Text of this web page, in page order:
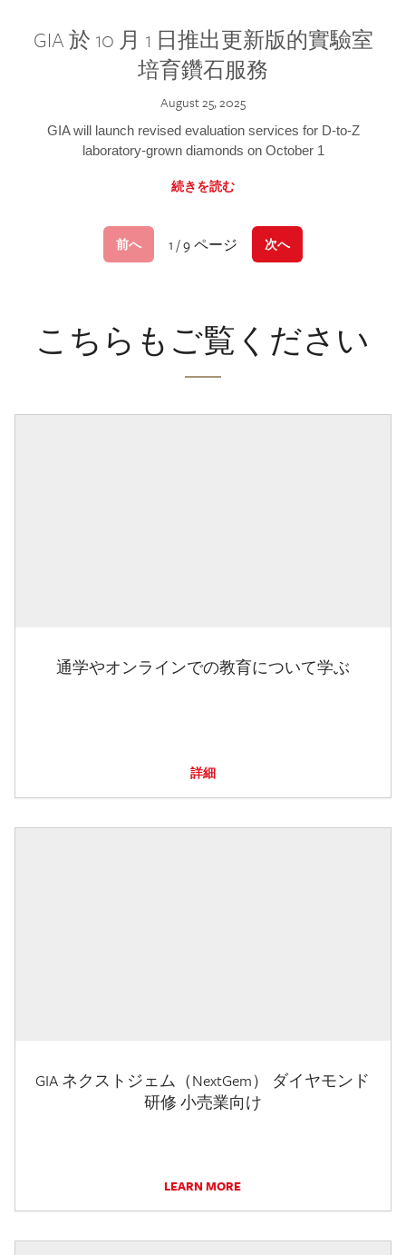
GIA 於 10 月 1 日推出更新版的實驗室
培育鑽石服務
August 25, 2025
GIA will launch revised evaluation services for D-to-Z
laboratory-grown diamonds on October 1
続きを読む
前へ 1 / 9 ページ 次へ
こちらもご覧ください
通学やオンラインでの教育について学ぶ
詳細
GIA ネクストジェム（NextGem） ダイヤモンド
研修 小売業向け
LEARN MORE